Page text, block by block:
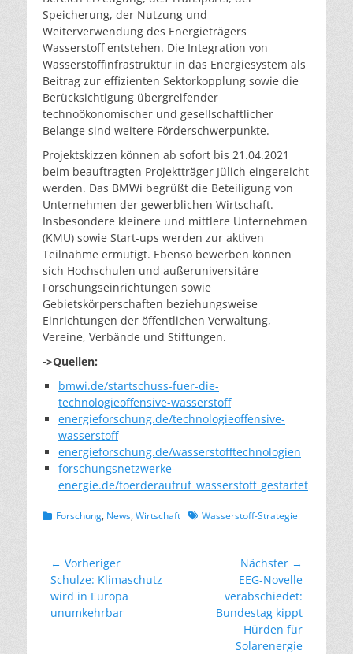
Speicherung, der Nutzung und
Weiterverwendung des Energieträgers
Wasserstoff entstehen. Die Integration von
Wasserstoffinfrastruktur in das Energiesystem als
Beitrag zur effizienten Sektorkopplung sowie die
Berücksichtigung übergreifender
technoökonomischer und gesellschaftlicher
Belange sind weitere Förderschwerpunkte.
Projektskizzen können ab sofort bis 21.04.2021
beim beauftragten Projektträger Jülich eingereicht
werden. Das BMWi begrüßt die Beteiligung von
Unternehmen der gewerblichen Wirtschaft.
Insbesondere kleinere und mittlere Unternehmen
(KMU) sowie Start-ups werden zur aktiven
Teilnahme ermutigt. Ebenso bewerben können
sich Hochschulen und außeruniversitäre
Forschungseinrichtungen sowie
Gebietskörperschaften beziehungsweise
Einrichtungen der öffentlichen Verwaltung,
Vereine, Verbände und Stiftungen.
->Quellen:
bmwi.de/startschuss-fuer-die-
technologieoffensive-wasserstoff
energieforschung.de/technologieoffensive-
wasserstoff
energieforschung.de/wasserstofftechnologien
forschungsnetzwerke-
energie.de/foerderaufruf_wasserstoff_gestartet
Kategorien
Forschung, News, Wirtschaft Schlagworte
Wasserstoff-Strategie
Beitragsnavigation
← Vorheriger
Vorheriger
Beitrag:
Schulze: Klimaschutz
wird in Europa
unumkehrbar
Nächster →
EEG-Novelle
verabschiedet:
Bundestag kippt
Hürden für
Solarenergie